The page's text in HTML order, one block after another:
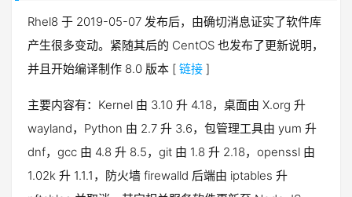
Rhel8 于 2019-05-07 发布后，由确切消息证实了软件库
产生很多变动。紧随其后的 CentOS 也发布了更新说明，
并且开始编译制作 8.0 版本 [ 链接 ]
主要内容有：Kernel 由 3.10 升 4.18，桌面由 X.org 升
wayland，Python 由 2.7 升 3.6，包管理工具由 yum 升
dnf，gcc 由 4.8 升 8.5，git 由 1.8 升 2.18，openssl 由
1.02k 升 1.1.1，防火墙 firewalld 后端由 iptables 升